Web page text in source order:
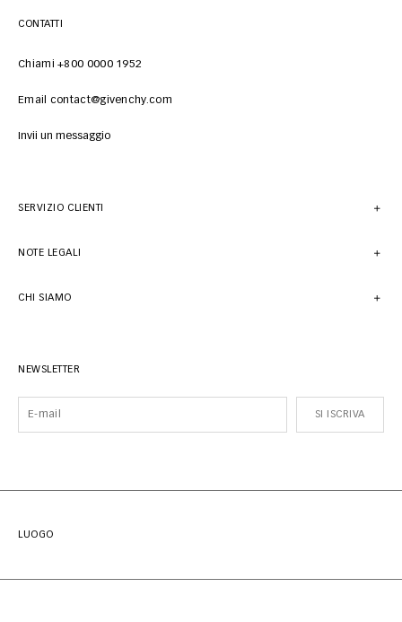
CONTATTI
Chiami +800 0000 1952
Email contact@givenchy.com
Invii un messaggio
SERVIZIO CLIENTI
NOTE LEGALI
CHI SIAMO
NEWSLETTER
SI ISCRIVA
LUOGO